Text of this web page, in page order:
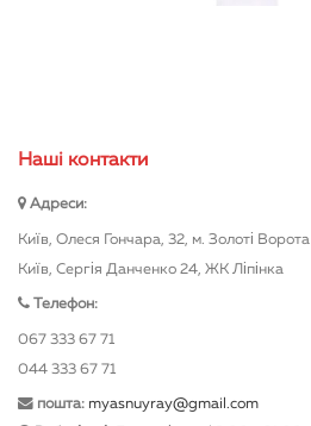
Нашi контакти
Адреси:
Київ, Олеся Гончара, 32, м. Золоті Ворота
Київ, Сергія Данченко 24, ЖК Ліпінка
Телефон:
067 333 67 71
044 333 67 71
пошта: myasnuyray@gmail.com